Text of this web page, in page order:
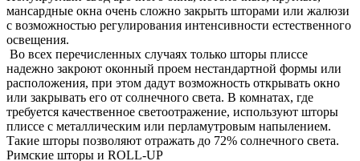
мансардные окна очень сложно закрыть шторами или жалюзи
с возможностью регулирования интенсивности естественного
освещения.
Во всех перечисленных случаях только шторы плиссе
надежно закроют оконный проем нестандартной формы или
расположения, при этом дадут возможность открывать окно
или закрывать его от солнечного света. В комнатах, где
требуется качественное светоотражение, используют шторы
плиссе с металлическим или перламутровым напылением.
Такие шторы позволяют отражать до 72% солнечного света.
Римские шторы и ROLL-UP